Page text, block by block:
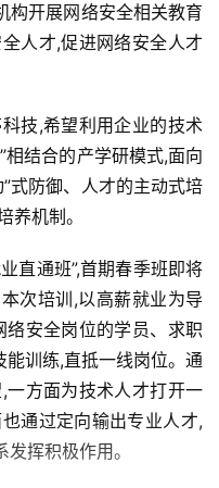
构开展网络安全相关教育
人才,促进网络安全人才
技,希望利用企业的技术
相结合的产学研模式,面向
式防御、人才的主动式培
养机制。
直通班”,首期春季班即将
次培训,以高薪就业为导
安全岗位的学员、求职
训练,直抵一线岗位。通
方面为技术人才打开一
通过定向输出专业人才,
挥积极作用。